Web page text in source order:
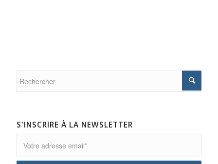
S'INSCRIRE À LA NEWSLETTER